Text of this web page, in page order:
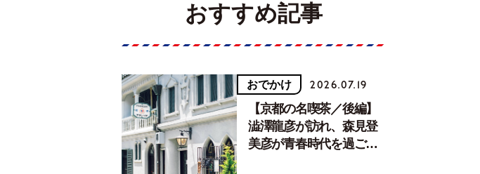
おすすめ記事
おでかけ 2026.07.19
【京都の名喫茶／後編】
澁澤龍彦が訪れ、森見登
美彦が青春時代を過ごし